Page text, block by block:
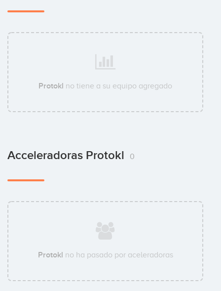
Protokl no tiene a su equipo agregado
Acceleradoras Protokl 0
Protokl no ha pasado por aceleradoras